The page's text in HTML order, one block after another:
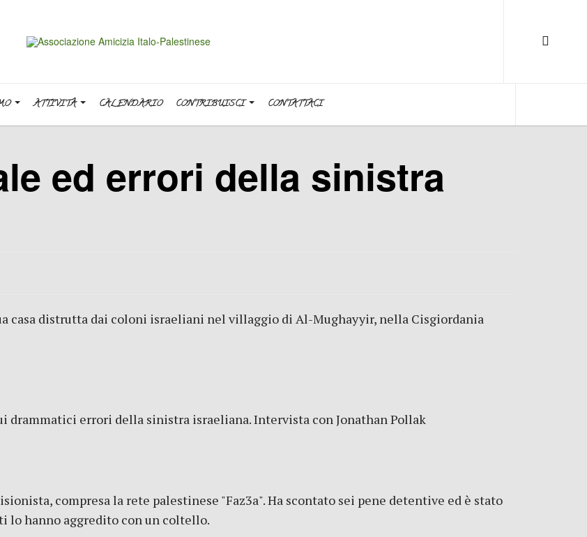
ATTIVITÀ CALENDARIO CONTRIBUISCI CONTATTACI
ed errori della sinistra
casa distrutta dai coloni israeliani nel villaggio di Al-Mughayyir, nella Cisgiordania
drammatici errori della sinistra israeliana. Intervista con Jonathan Pollak
compresa la rete palestinese "Faz3a". Ha scontato sei pene detentive ed è stato
lo hanno aggredito con un coltello.